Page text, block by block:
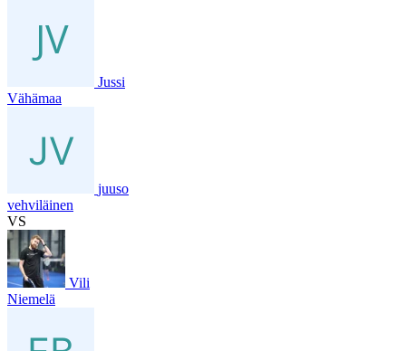
Jussi
Vähämaa
juuso
vehviläinen
VS
Vili
Niemelä